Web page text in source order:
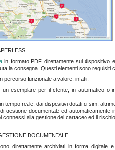
in formato PDF direttamente sul dispositivo
la consegna. Questi elementi sono requisiti
percorso funzionale a valore, infatti:
un esemplare per il cliente, in automatico
tempo reale, dai dispositivi dotati di sim,
gestione documentale ed
connessi alla gestione del cartaceo ed il
DOCUMENTALE
direttamente archiviati in forma digitale